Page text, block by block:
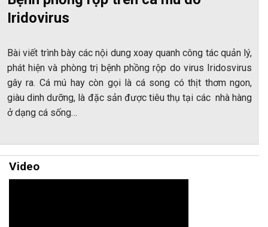
Iridovirus
Bài viết trình bày các nội dung xoay quanh công tác quản lý,
phát hiện và phòng trị bệnh phồng rộp do virus Iridosvirus
gây ra. Cá mú hay còn gọi là cá song có thịt thơm ngon,
giàu dinh dưỡng, là đặc sản được tiêu thụ tại các nhà hàng
ở dạng cá sống…
Video